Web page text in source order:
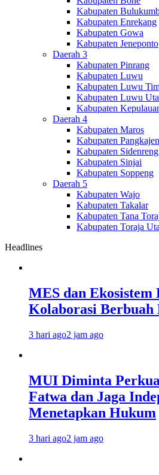
Kabupaten
Kabupaten Enrekang
Kabupaten Gowa
Kabupaten Jeneponto
Daerah 3
Kabupaten Pinrang
Kabupaten Luwu
Kabupaten Luwu
Kabupaten Luwu
Kabupaten
Daerah 4
Kabupaten Maros
Kabupaten
Kabupaten
Kabupaten Sinjai
Kabupaten Soppeng
Daerah 5
Kabupaten Wajo
Kabupaten Takalar
Kabupaten Tana
Kabupaten Toraja
Headlines
MES dan Ekosistem
Kolaborasi Berbuah
3 hari ago2 jam ago
MUI Diminta
Fatwa dan Jaga
Menetapkan Hukum
3 hari ago2 jam ago